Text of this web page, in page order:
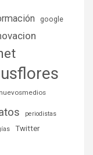
google
nuevosmedios
periodistas
Twitter